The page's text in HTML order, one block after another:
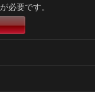
必要です。